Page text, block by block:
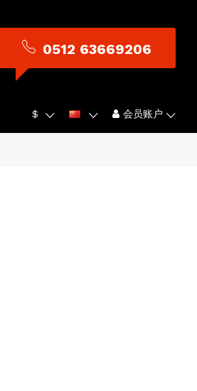
$ 会员账户
0512 63669206